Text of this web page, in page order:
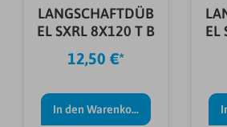
LANGSCHAFTDÜB
EL SXRL 8X120 T B
12,50 €*
In den Warenkorb
EL